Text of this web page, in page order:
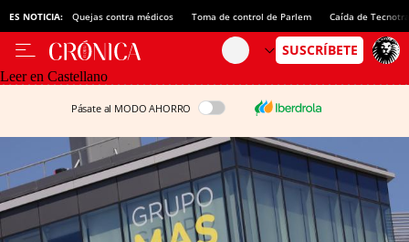
ES NOTICIA: Quejas contra médicos Toma de control de Parlem Caída de
Leer en Castellano
Pásate al MODO AHORRO